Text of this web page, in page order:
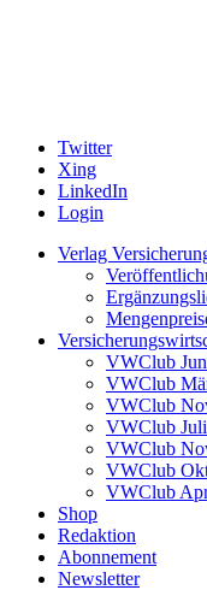
Twitter
Xing
LinkedIn
Login
Verlag
VWClub
VWClub
VWClub
VWClub
VWClub
VWClub
VWClub
Shop
Redaktion
Abonnement
Newsletter